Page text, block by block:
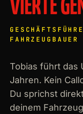
VIERTE
FAHRZEUGBAUER
Tobias führt das
Jahren. Kein
Du sprichst
deinem